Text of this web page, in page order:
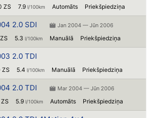
ZS 7.9 l/100km Automāts Priekšpiedziņa
2.0 SDI Jan 2004 — Jūn 2006
5.3 l/100km Manuālā Priekšpiedziņa
2.0 TDI
ZS 5.4 l/100km Manuālā Priekšpiedziņa
2.0 TDI Mar 2004 — Jūn 2006
5.9l/100km Automāts Priekšpiedziņa